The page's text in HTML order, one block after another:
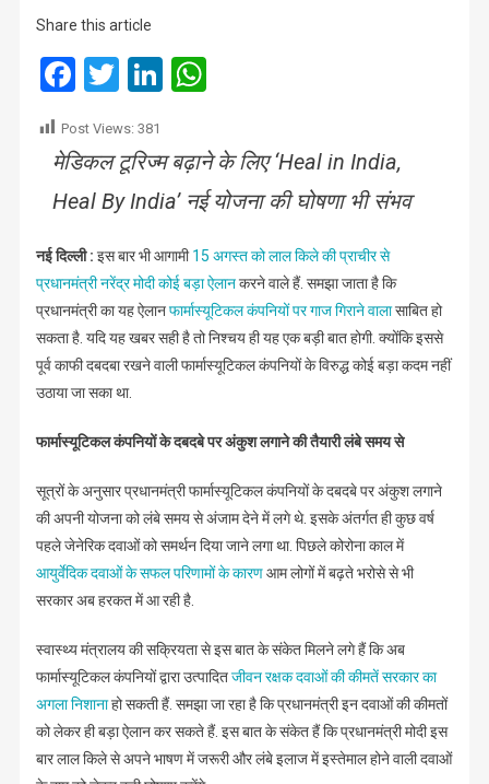
Share this article
Facebook
TwitterLinkedIn
WhatsApp
Post Views: 381
मेडिकल टूरिज्म बढ़ाने के लिए ‘Heal in India,
Heal By India’ नई योजना की घोषणा भी संभव
नई दिल्ली : इस बार भी आगामी15 अगस्त को लाल किले की प्राचीर से
प्रधानमंत्री नरेंद्र मोदी कोई बड़ा ऐलानकरने वाले हैं. समझा जाता है कि
प्रधानमंत्री का यह ऐलानफार्मास्यूटिकल कंपनियों पर गाज गिराने वालासाबित हो
सकता है. यदि यह खबर सही है तो निश्चय ही यह एक बड़ी बात होगी. क्योंकि इससे
पूर्व काफी दबदबा रखने वाली फार्मास्यूटिकल कंपनियों के विरुद्ध कोई बड़ा कदम नहीं
उठाया जा सका था.
फार्मास्यूटिकल कंपनियों के दबदबे पर अंकुश लगाने की तैयारी लंबे समय से
सूत्रों के अनुसार प्रधानमंत्री फार्मास्यूटिकल कंपनियों के दबदबे पर अंकुश लगाने
की अपनी योजना को लंबे समय से अंजाम देने में लगे थे. इसके अंतर्गत ही कुछ वर्ष
पहले जेनेरिक दवाओं को समर्थन दिया जाने लगा था. पिछले कोरोना काल में
आयुर्वेदिक दवाओं के सफल परिणामों के कारणआम लोगों में बढ़ते भरोसे से भी
सरकार अब हरकत में आ रही है.
स्वास्थ्य मंत्रालय की सक्रियता से इस बात के संकेत मिलने लगे हैं कि अब
फार्मास्यूटिकल कंपनियों द्वारा उत्पादितजीवन रक्षक दवाओं की कीमतें सरकार का
अगला निशानाहो सकती हैं. समझा जा रहा है कि प्रधानमंत्री इन दवाओं की कीमतों
को लेकर ही बड़ा ऐलान कर सकते हैं. इस बात के संकेत हैं कि प्रधानमंत्री मोदी इस
बार लाल किले से अपने भाषण में जरूरी और लंबे इलाज में इस्तेमाल होने वाली दवाओं